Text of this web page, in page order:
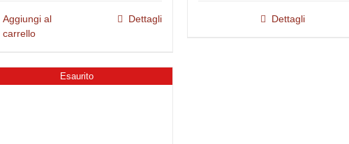
Aggiungi al
carrello
Dettagli Dettagli
Esaurito